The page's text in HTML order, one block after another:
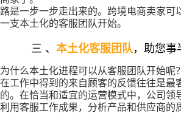
路是一步一步走出来的。跨境电商卖家可
一支本土化的客服团队开始。
三 、 本土化客服团队，助您事
为什么本土化进程可以从客服团队开始呢
在工作中得到的来自顾客的反馈往往是最
的。在恰当和适宜的运营模式中，公司领
利用客服工作成果，分析产品和供应商的